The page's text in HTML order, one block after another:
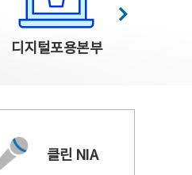
디지털포용본부
다음
클린 NIA